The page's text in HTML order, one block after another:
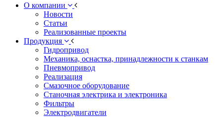
О компании
Новости
Статьи
Реализованные проекты
Продукция
Гидропривод
Механика, оснастка, принадлежности к станкам
Пневмопривод
Реализация
Смазочное оборудование
Станочная электрика и электроника
Фильтры
Электродвигатели